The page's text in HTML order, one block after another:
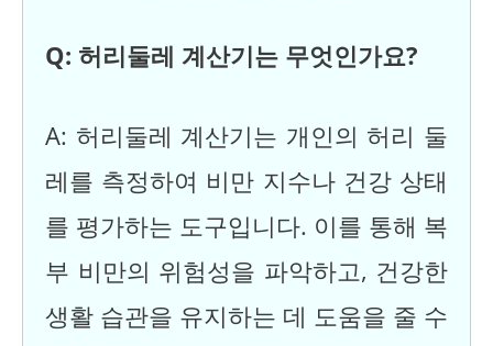
Q: 허리둘레 계산기는 무엇인가요?
A: 허리둘레 계산기는 개인의 허리 둘
레를 측정하여 비만 지수나 건강 상태
를 평가하는 도구입니다. 이를 통해 복
부 비만의 위험성을 파악하고, 건강한
생활 습관을 유지하는 데 도움을 줄 수